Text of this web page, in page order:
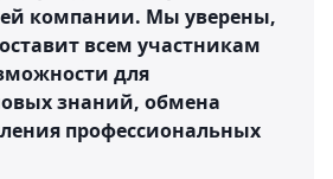
компании. Мы уверены,
всем участникам
для
знаний, обмена
профессиональных